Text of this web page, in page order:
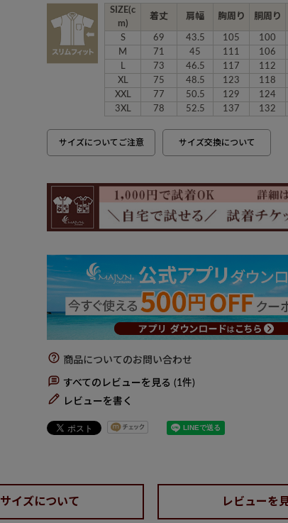
SIZE(c
m)
着丈 肩幅 胸周り 胴周り
S
69 43.5 105 100
M
71 45 111 106
L
73 46.5 117 112
XL
75 48.5 123 118
XXL
77 50.5 129 124
3XL
78 52.5 137 132
サイズについてご注意 サイズ交換について
商品についてのお問い合わせ
すべてのレビューを見る
1
レビューを書く
サイズについて レビューを